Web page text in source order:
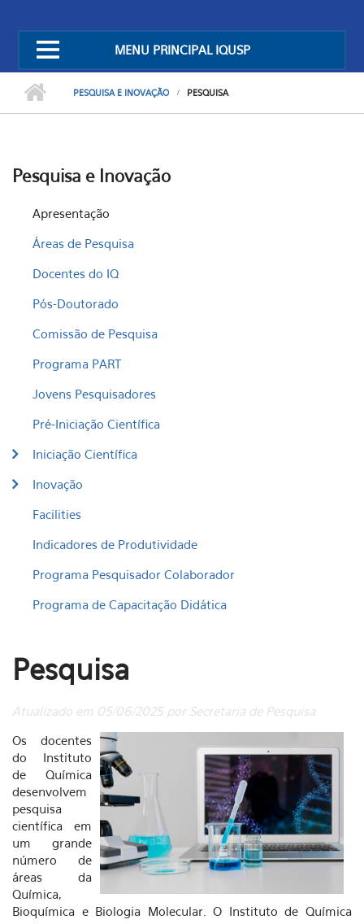
MENU PRINCIPAL IQUSP
PESQUISA E INOVAÇÃO PESQUISA
Pesquisa e Inovação
Apresentação
Áreas de Pesquisa
Docentes do IQ
Pós-Doutorado
Comissão de Pesquisa
Programa PART
Jovens Pesquisadores
Pré-Iniciação Científica
Iniciação Científica
Inovação
Facilities
Indicadores de Produtividade
Programa Pesquisador Colaborador
Programa de Capacitação Didática
Pesquisa
Atualizado em 05/06/2025 por Secretaria de Pesquisa
Os docentes
do Instituto
de Química
desenvolvem
pesquisa
científica em
um grande
número de
áreas da
Química,
Bioquímica e Biologia Molecular. O Instituto de Química